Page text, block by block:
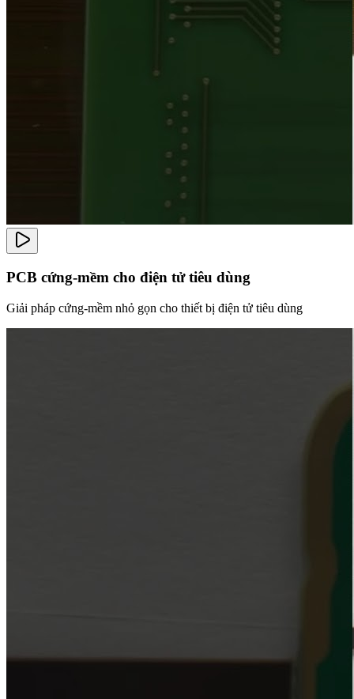
PCB cứng-mềm cho điện tử tiêu dùng
Giải pháp cứng-mềm nhỏ gọn cho thiết bị điện tử tiêu dùng